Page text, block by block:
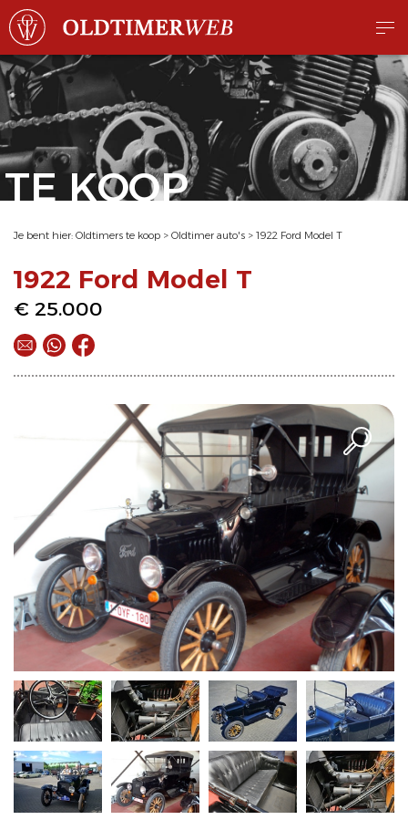
TE KOOP
Je bent hier: Oldtimers te koop > Oldtimer auto's > 1922 Ford Model T
1922 Ford Model T
€ 25.000